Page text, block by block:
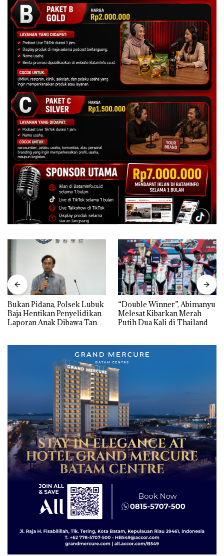
Bukan Pidana, Polsek Lubuk
Baja Hentikan Penyelidikan
Laporan Anak Dibawa Tanpa
“Double Winner”, Abimanyu
Melesat Kibarkan Merah
Putih Dua Kali di Thailand